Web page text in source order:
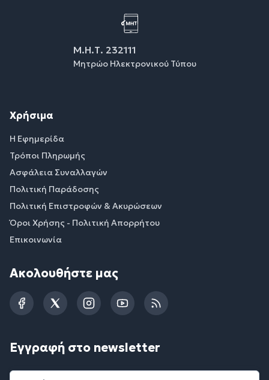
Μ.Η.Τ. 232111
Μητρώο Ηλεκτρονικού Τύπου
Χρήσιμα
Η Εφημερίδα
Τρόποι Πληρωμής
Ασφάλεια Συναλλαγών
Πολιτική Παράδοσης
Πολιτική Επιστροφών & Ακυρώσεων
Όροι Χρήσης - Πολιτική Απορρήτου
Επικοινωνία
Ακολουθήστε μας
FacebookTwitterInstagramYouTubeRSS
Εγγραφή στο newsletter